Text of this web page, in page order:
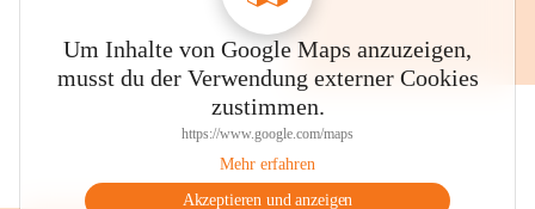
Um Inhalte von Google Maps anzuzeigen,
musst du der Verwendung externer Cookies
zustimmen.
https://www.google.com/maps
Mehr erfahren
Akzeptieren und anzeigen